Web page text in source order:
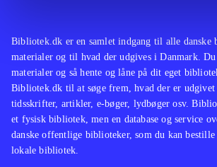
Bibliotek.dk er en samlet indgang til alle danske
materialer og til hvad der udgives i Danmark.
materialer og så hente og låne på dit eget
Bibliotek.dk til at søge frem, hvad der er udgivet
tidsskrifter, artikler, e-bøger, lydbøger osv.
et fysisk bibliotek, men en database og service
danske offentlige biblioteker, som du kan
lokale bibliotek.